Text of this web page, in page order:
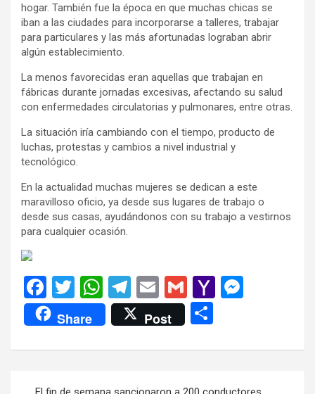
hogar. También fue la época en que muchas chicas se
iban a las ciudades para incorporarse a talleres, trabajar
para particulares y las más afortunadas lograban abrir
algún establecimiento.
La menos favorecidas eran aquellas que trabajan en
fábricas durante jornadas excesivas, afectando su salud
con enfermedades circulatorias y pulmonares, entre otras.
La situación iría cambiando con el tiempo, producto de
luchas, protestas y cambios a nivel industrial y
tecnológico.
En la actualidad muchas mujeres se dedican a este
maravilloso oficio, ya desde sus lugares de trabajo o
desde sus casas, ayudándonos con su trabajo a vestirnos
para cualquier ocasión.
F
a
ce
b
T
wi
tt
er
W
h
at
s
T
el
e
gr
E
m
ail
G
m
ail
Y
o
n
Share Post
m
p